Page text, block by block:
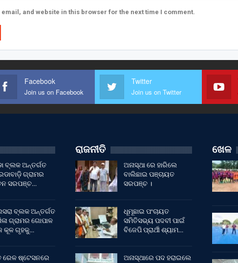
email, and website in this browser for the next time I comment.
Facebook
Join us on Facebook
Twitter
Join us on Twitter
ବ୍ଲକ ଅନ୍ତର୍ଗତ
ଗ୍ରାମର
ସରପଞ୍ଚ…
ବ୍ଲକ ଅନ୍ତର୍ଗତ
ଗ୍ରାମର ଗୋପାଳ
କୂଳ ଗୃହକୁ…
ରେଳ ଷ୍ଟେସନରେ
ରାଜନୀତି
ଅନାସ୍ଥା ରେ ହାରିଲେ
ବାଲିଛାଇ ପଞ୍ଚାୟତ
ସରପଞ୍ଚ ।
ଧୂମୂଛାଇ ପଂଚାୟତ
ସମିତିସଭ୍ୟ ପଦବୀ ପାଇଁ
ବିଜେପି ପ୍ରାର୍ଥୀ ଶ୍ୟାମ…
ଅନାସ୍ଥାରେ ପଦ ହରାଇଲେ
ଖେଳ